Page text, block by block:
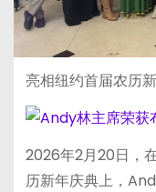
亮相纽约首届农历
2026年2月20日，
历新年庆典上，